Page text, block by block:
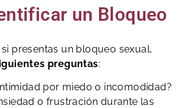
un Bloqueo
presentas un bloqueo sexual,
preguntas:
por miedo o incomodidad?
o frustración durante las